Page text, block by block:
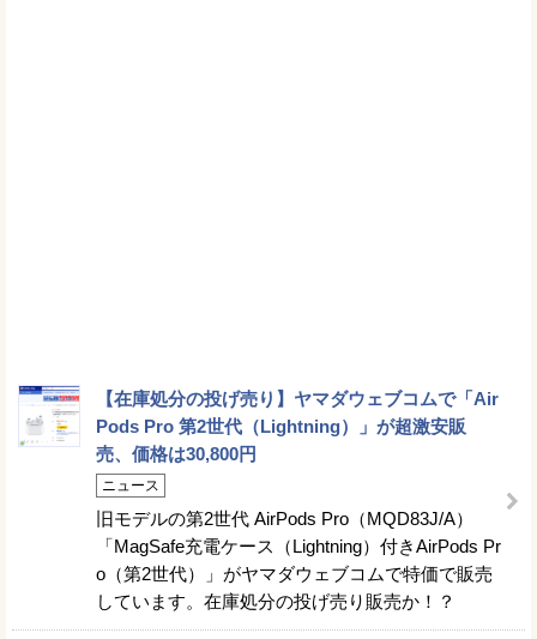
【在庫処分の投げ売り】ヤマダウェブコムで「Air
Pods Pro 第2世代（Lightning）」が超激安販
売、価格は30,800円
ニュース
旧モデルの第2世代 AirPods Pro（MQD83J/A）
「MagSafe充電ケース（Lightning）付きAirPods Pr
o（第2世代）」がヤマダウェブコムで特価で販売
しています。在庫処分の投げ売り販売か！？